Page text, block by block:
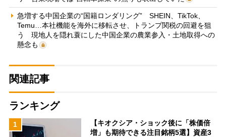
急増する中国企業の“国籍ロンダリング” SHEIN、TikTok、
Temu…本社機能を海外に移転させ、トランプ関税の回避を狙
う 現地人を隠れ蓑にした中国企業の農業参入・土地取得への
懸念も
関連記事
ランキング
1
【キオクシア・ショック後に「株価倍
増」も期待できる注目銘柄5選】資産3